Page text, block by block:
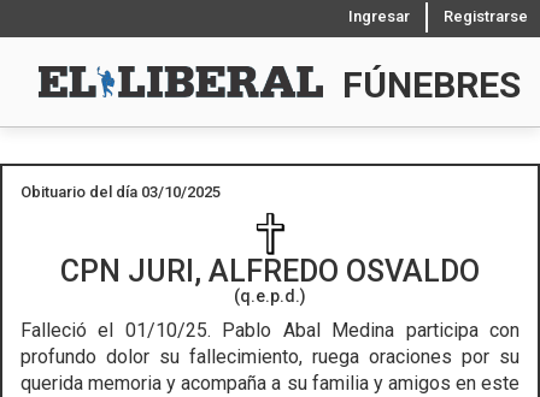
Ingresar Registrarse
FÚNEBRES
Obituario del día 03/10/2025
CPN JURI, ALFREDO OSVALDO
(q.e.p.d.)
Falleció el 01/10/25. Pablo Abal Medina participa con
profundo dolor su fallecimiento, ruega oraciones por su
querida memoria y acompaña a su familia y amigos en este